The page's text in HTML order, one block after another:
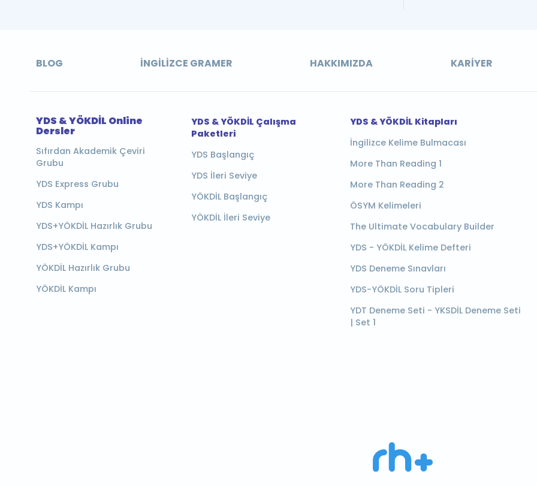
BLOG İNGILIZCE GRAMER HAKKIMIZDA KARIYER
YDS & YÖKDİL Online
Dersler
Sıfırdan Akademik Çeviri
Grubu
YDS Express Grubu
YDS Kampı
YDS+YÖKDİL Hazırlık Grubu
YDS+YÖKDİL Kampı
YÖKDİL Hazırlık Grubu
YÖKDİL Kampı
YDS & YÖKDİL Çalışma
Paketleri
YDS Başlangıç
YDS İleri Seviye
YÖKDİL Başlangıç
YÖKDİL İleri Seviye
YDS & YÖKDİL Kitapları
İngilizce Kelime Bulmacası
More Than Reading 1
More Than Reading 2
ÖSYM Kelimeleri
The Ultimate Vocabulary Builder
YDS - YÖKDİL Kelime Defteri
YDS Deneme Sınavları
YDS-YÖKDİL Soru Tipleri
YDT Deneme Seti - YKSDİL Deneme Seti
| Set 1